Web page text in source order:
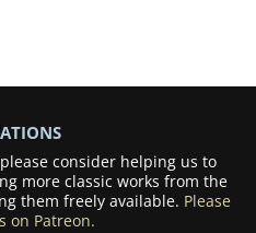
consider helping us to
more classic works from the
them freely available. Please
on Patreon.